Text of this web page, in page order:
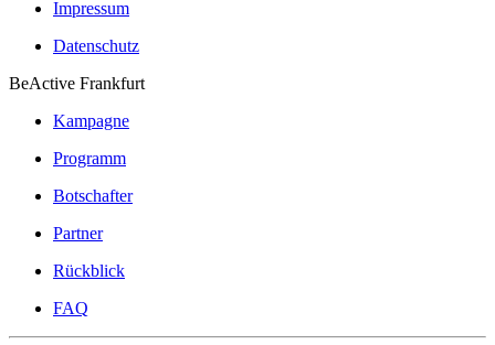
Impressum
Datenschutz
BeActive Frankfurt
Kampagne
Programm
Botschafter
Partner
Rückblick
FAQ